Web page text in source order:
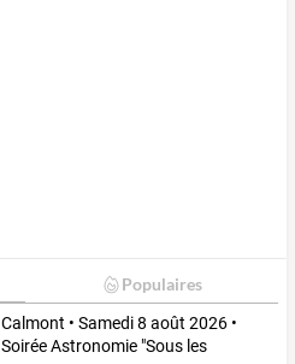
Populaires
Calmont • Samedi8 août 2026 •
SoiréeAstronomie "Sous les